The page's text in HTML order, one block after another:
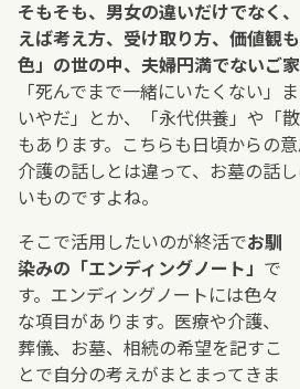
そもそも、男女の違いだけでなく
えば考え方、受け取り方、価値観
色」の世の中、夫婦円満でないご家
「死んでまで一緒にいたくない」
いやだ」とか、「永代供養」や「
もあります。こちらも日頃からの意
介護の話しとは違って、お墓の話
いものですよね。
そこで活用したいのが終活でお馴
染みの「エンディングノート」 で
す。エンディングノートには色々
な項目があります。医療や介護、
葬儀、お墓、相続の希望を記すこ
とで自分の考えがまとまってきま